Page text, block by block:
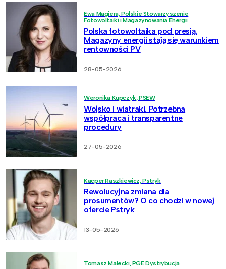
Ewa Magiera, Polskie Stowarzyszenie
Fotowoltaiki i Magazynowania Energii
Polska fotowoltaika pod presją.
Magazyny energii stają się warunkiem
rentowności PV
28-05-2026
Weronika Kupczyk, PSEW
Wojsko i wiatraki. Potrzebna
współpraca i transparentne
procedury
27-05-2026
Kacper Raszkiewicz, Pstryk
Rewolucyjna zmiana dla
prosumentów? O co chodzi w nowej
ofercie Pstryk
13-05-2026
Tomasz Małecki, PGE Dystrybucja